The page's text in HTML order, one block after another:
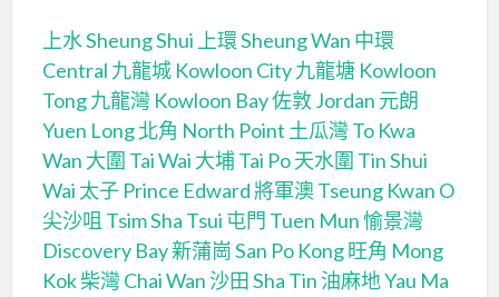
上水 Sheung Shui 上環 Sheung Wan 中環
Central 九龍城 Kowloon City九龍塘 Kowloon
Tong九龍灣 Kowloon Bay佐敦 Jordan 元朗
Yuen Long北角 North Point 土瓜灣 To Kwa
Wan 大圍 Tai Wai 大埔 Tai Po天水圍 Tin Shui
Wai 太子 Prince Edward將軍澳 Tseung Kwan O
尖沙咀 Tsim Sha Tsui 屯門 Tuen Mun愉景灣
Discovery Bay新蒲崗 San Po Kong旺角 Mong
Kok柴灣 Chai Wan沙田 Sha Tin 油麻地 Yau Ma